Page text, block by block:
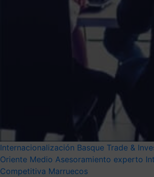
Internacionalización Basque Trade &
Oriente Medio Asesoramiento experto
Competitiva Marruecos